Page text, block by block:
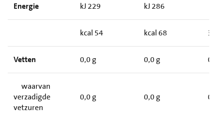
Energie kJ 229 kJ 286
kcal 54 kcal 68
Vetten 0,0 g 0,0 g
waarvan
verzadigde
vetzuren
0,0 g 0,0 g